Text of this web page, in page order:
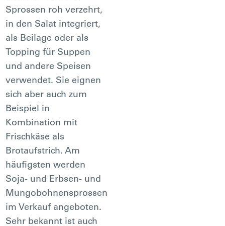
Sprossen roh verzehrt,
in den Salat integriert,
als Beilage oder als
Topping für Suppen
und andere Speisen
verwendet. Sie eignen
sich aber auch zum
Beispiel in
Kombination mit
Frischkäse als
Brotaufstrich. Am
häufigsten werden
Soja- und Erbsen- und
Mungobohnensprossen
im Verkauf angeboten.
Sehr bekannt ist auch